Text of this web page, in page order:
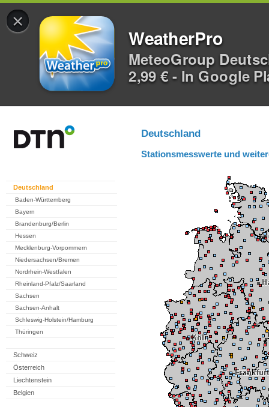
×
WeatherPro
MeteoGroup
2,99 € - In Google
Deutschland
Baden-Württemberg
Bayern
Brandenburg/Berlin
Hessen
Mecklenburg-Vorpommern
Niedersachsen/Bremen
Nordrhein-Westfalen
Rheinland-Pfalz/Saarland
Sachsen
Sachsen-Anhalt
Schleswig-Holstein/Hamburg
Thüringen
Schweiz
Österreich
Liechtenstein
Belgien
Deutschland
Stationsmesswerte und